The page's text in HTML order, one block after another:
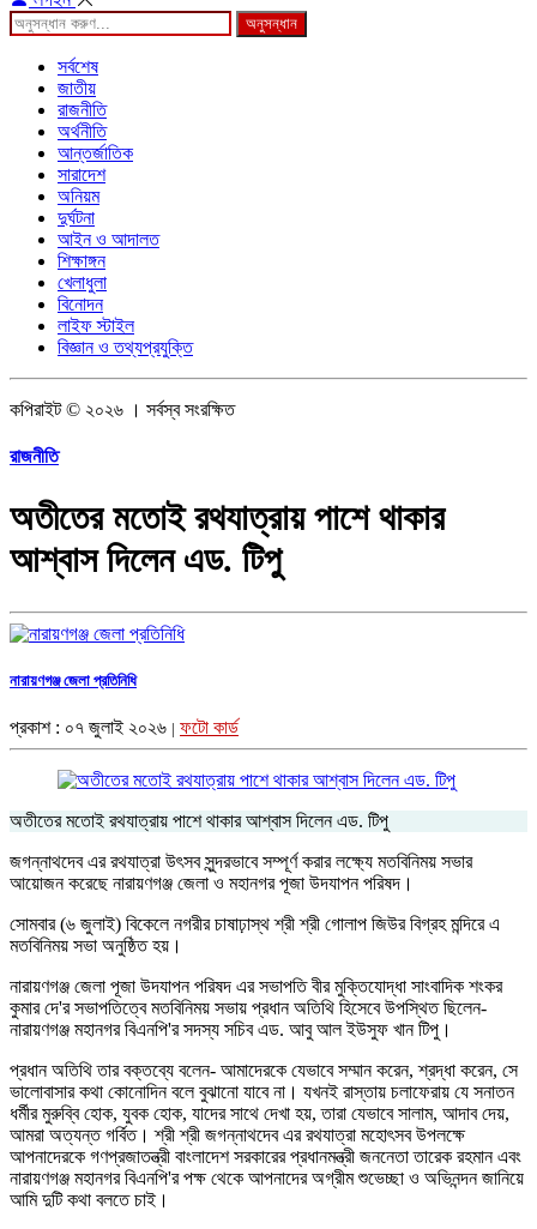
অনুসন্ধান
সর্বশেষ
জাতীয়
রাজনীতি
অর্থনীতি
আন্তর্জাতিক
সারাদেশ
অনিয়ম
দুর্ঘটনা
আইন ও আদালত
শিক্ষাঙ্গন
খেলাধুলা
বিনোদন
লাইফ স্টাইল
বিজ্ঞান ও তথ্যপ্রযুক্তি
কপিরাইট © ২০২৬ । সর্বস্ব সংরক্ষিত
রাজনীতি
অতীতের মতোই রথযাত্রায় পাশে থাকার
আশ্বাস দিলেন এড. টিপু
নারায়ণগঞ্জ জেলা প্রতিনিধি
প্রকাশ : ০৭ জুলাই ২০২৬ | ফটো কার্ড
অতীতের মতোই রথযাত্রায় পাশে থাকার আশ্বাস দিলেন এড. টিপু
জগন্নাথদেব এর রথযাত্রা উৎসব সুন্দরভাবে সম্পূর্ণ করার লক্ষ্যে মতবিনিময় সভার
আয়োজন করেছে নারায়ণগঞ্জ জেলা ও মহানগর পূজা উদযাপন পরিষদ।
সোমবার (৬ জুলাই) বিকেলে নগরীর চাষাঢ়াস্থ শ্রী শ্রী গোলাপ জিউর বিগ্রহ মন্দিরে এ
মতবিনিময় সভা অনুষ্ঠিত হয়।
নারায়ণগঞ্জ জেলা পূজা উদযাপন পরিষদ এর সভাপতি বীর মুক্তিযোদ্ধা সাংবাদিক শংকর
কুমার দে'র সভাপতিত্বে মতবিনিময় সভায় প্রধান অতিথি হিসেবে উপস্থিত ছিলেন-
নারায়ণগঞ্জ মহানগর বিএনপি'র সদস্য সচিব এড. আবু আল ইউসুফ খান টিপু।
প্রধান অতিথি তার বক্তব্যে বলেন- আমাদেরকে যেভাবে সম্মান করেন, শ্রদ্ধা করেন, সে
ভালোবাসার কথা কোনোদিন বলে বুঝানো যাবে না। যখনই রাস্তায় চলাফেরায় যে সনাতন
ধর্মীর মুরুব্বি হোক, যুবক হোক, যাদের সাথে দেখা হয়, তারা যেভাবে সালাম, আদাব দেয়,
আমরা অত্যন্ত গর্বিত। শ্রী শ্রী জগন্নাথদেব এর রথযাত্রা মহোৎসব উপলক্ষে
আপনাদেরকে গণপ্রজাতন্ত্রী বাংলাদেশ সরকারের প্রধানমন্ত্রী জননেতা তারেক রহমান এবং
নারায়ণগঞ্জ মহানগর বিএনপি'র পক্ষ থেকে আপনাদের অগ্রীম শুভেচ্ছা ও অভিনন্দন জানিয়ে
আমি দুটি কথা বলতে চাই।